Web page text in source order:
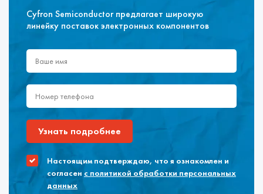
Cyfron Semiconductor предлагает широкую
линейку поставок электронных компонентов
Узнать подробнее
Настоящим подтверждаю, что я ознакомлен и
согласен с политикой обработки персональных
данных